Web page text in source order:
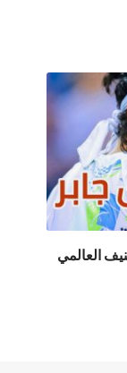
العالمي